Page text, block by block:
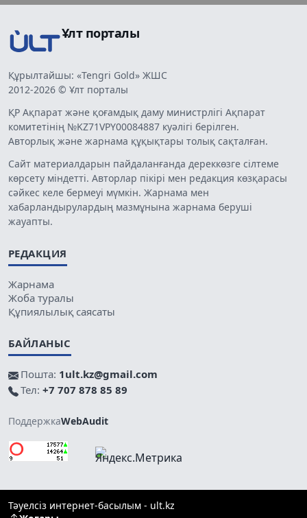
Ұлт порталы
Құрылтайшы: «Tengri Gold» ЖШС
2012-2026 © Ұлт порталы
ҚР Ақпарат және қоғамдық даму министрлігі Ақпарат
комитетінің №KZ71VPY00084887 куәлігі берілген.
Авторлық және жарнама құқықтары толық сақталған.
Сайт материалдарын пайдаланғанда дереккөзге сілтеме
көрсету міндетті. Авторлар пікірі мен редакция көзқарасы
сәйкес келе бермеуі мүмкін. Жарнама мен
хабарландырулардың мазмұнына жарнама беруші
жауапты.
РЕДАКЦИЯ
Жарнама
Жоба туралы
Құпиялылық саясаты
БАЙЛАНЫС
Пошта: 1ult.kz@gmail.com
Тел: +7 707 878 85 89
ПоддержкаWebAudit
Тәуелсіз интернет-басылым - ult.kz